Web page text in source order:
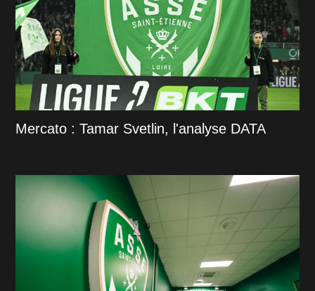
Mercato : Tamar Svetlin, l'analyse DATA